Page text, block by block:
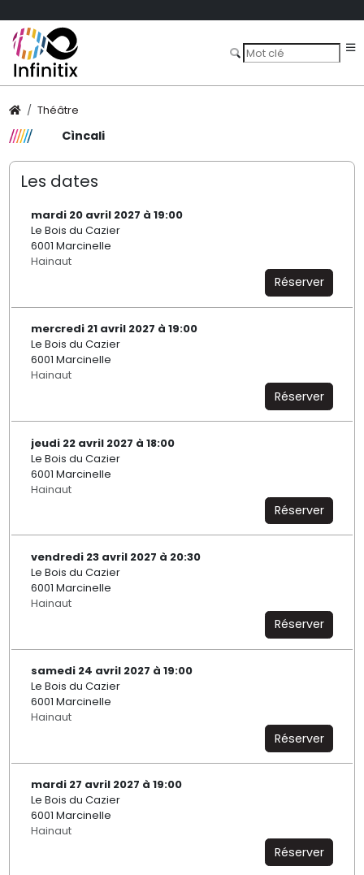
Théâtre
Cìncali
Les dates
mardi 20 avril 2027 à 19:00
Le Bois du Cazier
6001 Marcinelle
Hainaut
Réserver
mercredi 21 avril 2027 à 19:00
Le Bois du Cazier
6001 Marcinelle
Hainaut
Réserver
jeudi 22 avril 2027 à 18:00
Le Bois du Cazier
6001 Marcinelle
Hainaut
Réserver
vendredi 23 avril 2027 à 20:30
Le Bois du Cazier
6001 Marcinelle
Hainaut
Réserver
samedi 24 avril 2027 à 19:00
Le Bois du Cazier
6001 Marcinelle
Hainaut
Réserver
mardi 27 avril 2027 à 19:00
Le Bois du Cazier
6001 Marcinelle
Hainaut
Réserver